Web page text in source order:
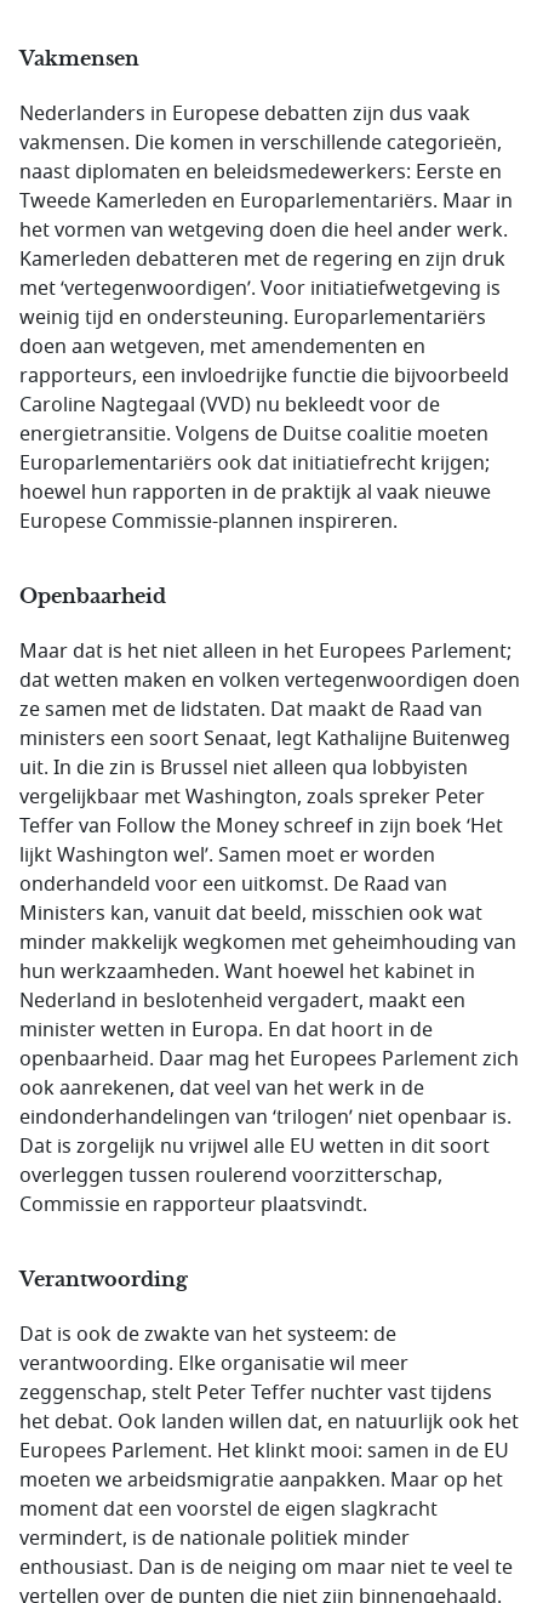
Vakmensen
Nederlanders in Europese debatten zijn dus vaak
vakmensen. Die komen in verschillende categorieën,
naast diplomaten en beleidsmedewerkers: Eerste en
Tweede Kamerleden en Europarlementariërs. Maar in
het vormen van wetgeving doen die heel ander werk.
Kamerleden debatteren met de regering en zijn druk
met ‘vertegenwoordigen’. Voor initiatiefwetgeving is
weinig tijd en ondersteuning. Europarlementariërs
doen aan wetgeven, met amendementen en
rapporteurs, een invloedrijke functie die bijvoorbeeld
Caroline Nagtegaal (VVD) nu bekleedt voor de
energietransitie. Volgens de Duitse coalitie moeten
Europarlementariërs ook dat initiatiefrecht krijgen;
hoewel hun rapporten in de praktijk al vaak nieuwe
Europese Commissie-plannen inspireren.
Openbaarheid
Maar dat is het niet alleen in het Europees Parlement;
dat wetten maken en volken vertegenwoordigen doen
ze samen met de lidstaten. Dat maakt de Raad van
ministers een soort Senaat, legt Kathalijne Buitenweg
uit. In die zin is Brussel niet alleen qua lobbyisten
vergelijkbaar met Washington, zoals spreker Peter
Teffer van Follow the Money schreef in zijn boek ‘Het
lijkt Washington wel’. Samen moet er worden
onderhandeld voor een uitkomst. De Raad van
Ministers kan, vanuit dat beeld, misschien ook wat
minder makkelijk wegkomen met geheimhouding van
hun werkzaamheden. Want hoewel het kabinet in
Nederland in beslotenheid vergadert, maakt een
minister wetten in Europa. En dat hoort in de
openbaarheid. Daar mag het Europees Parlement zich
ook aanrekenen, dat veel van het werk in de
eindonderhandelingen van ‘trilogen’ niet openbaar is.
Dat is zorgelijk nu vrijwel alle EU wetten in dit soort
overleggen tussen roulerend voorzitterschap,
Commissie en rapporteur plaatsvindt.
Verantwoording
Dat is ook de zwakte van het systeem: de
verantwoording. Elke organisatie wil meer
zeggenschap, stelt Peter Teffer nuchter vast tijdens
het debat. Ook landen willen dat, en natuurlijk ook het
Europees Parlement. Het klinkt mooi: samen in de EU
moeten we arbeidsmigratie aanpakken. Maar op het
moment dat een voorstel de eigen slagkracht
vermindert, is de nationale politiek minder
enthousiast. Dan is de neiging om maar niet te veel te
vertellen over de punten die niet zijn binnengehaald.